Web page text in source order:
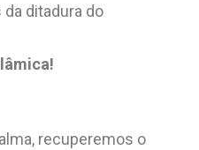
ditadura do
recuperemos o